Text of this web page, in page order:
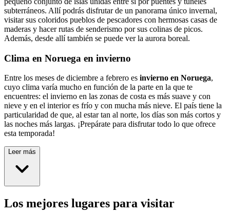
subterráneos. Allí podrás disfrutar de un panorama único invernal,
visitar sus coloridos pueblos de pescadores con hermosas casas de
maderas y hacer rutas de senderismo por sus colinas de picos.
Además, desde allí también se puede ver la aurora boreal.
Clima en Noruega en invierno
Entre los meses de diciembre a febrero es invierno en Noruega,
cuyo clima varía mucho en función de la parte en la que te
encuentres: el invierno en las zonas de costa es más suave y con
nieve y en el interior es frío y con mucha más nieve. El país tiene la
particularidad de que, al estar tan al norte, los días son más cortos y
las noches más largas. ¡Prepárate para disfrutar todo lo que ofrece
esta temporada!
Leer más
Los mejores lugares para visitar